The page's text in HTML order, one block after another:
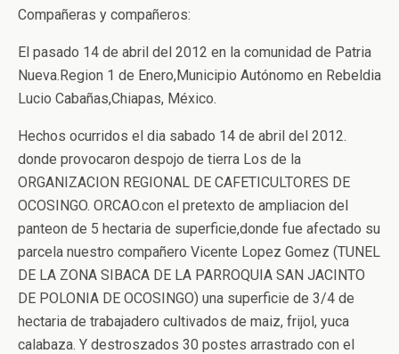
Compañeras y compañeros:
El pasado 14 de abril del 2012 en la comunidad de Patria
Nueva.Region 1 de Enero,Municipio Autónomo en Rebeldia
Lucio Cabañas,Chiapas, México.
Hechos ocurridos el dia sabado 14 de abril del 2012.
donde provocaron despojo de tierra Los de la
ORGANIZACION REGIONAL DE CAFETICULTORES DE
OCOSINGO. ORCAO.con el pretexto de ampliacion del
panteon de 5 hectaria de superficie,donde fue afectado su
parcela nuestro compañero Vicente Lopez Gomez (TUNEL
DE LA ZONA SIBACA DE LA PARROQUIA SAN JACINTO
DE POLONIA DE OCOSINGO) una superficie de 3/4 de
hectaria de trabajadero cultivados de maiz, frijol, yuca
calabaza. Y destroszados 30 postes arrastrado con el